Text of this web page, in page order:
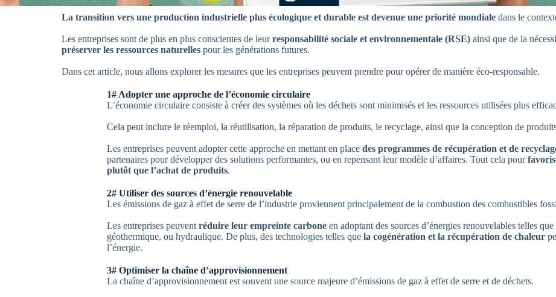
La transition vers une production industrielle plus écologique et durable est devenue une priorité mondiale dans le
Les entreprises sont de plus en plus conscientes de leurresponsabilité sociale et environnementale (RSE) ainsi que de la
préserver les ressources naturelles pour les générations futures.
Dans cet article, nous allons explorer les mesures que les entreprises peuvent prendre pour opérer de manière éco-responsable.
1# Adopter une approche de l’économie circulaire
L’économie circulaire consiste à créer des systèmes où les déchets sont minimisés et les ressources utilisées plus
Cela peut inclure le réemploi, la réutilisation, la réparation de produits, le recyclage, ainsi que la conception de
Les entreprises peuvent adopter cette approche en mettant en place des programmes de récupération et de
partenaires pour développer des solutions performantes, ou en repensant leur modèle d’affaires. Tout cela pour
plutôt que l’achat de produits.
2# Utiliser des sources d’énergie renouvelable
Les émissions de gaz à effet de serre de l’industrie proviennent principalement de la combustion des combustibles
Les entreprises peuvent réduire leur empreinte carbone en adoptant des sources d’énergies renouvelables telles
géothermique, ou hydraulique. De plus, des technologies telles que la cogénération et la récupération de chaleur
l’énergie.
3# Optimiser la chaîne d’approvisionnement
La chaîne d’approvisionnement est souvent une source majeure d’émissions de gaz à effet de serre et de déchets.